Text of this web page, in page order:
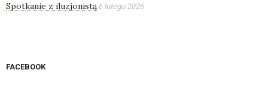
Spotkanie z iluzjonistą 6 lutego 2026
FACEBOOK